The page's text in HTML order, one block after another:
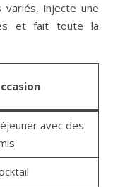
variés, injecte une
et fait toute la
avec des